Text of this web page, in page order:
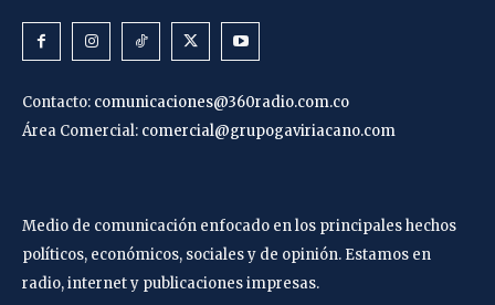
Contacto: comunicaciones@360radio.com.co
Área Comercial: comercial@grupogaviriacano.com
Medio de comunicación enfocado en los principales hechos
políticos, económicos, sociales y de opinión. Estamos en
radio, internet y publicaciones impresas.